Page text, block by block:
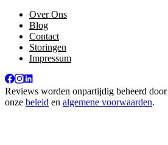
Over Ons
Blog
Contact
Storingen
Impressum
Reviews worden onpartijdig beheerd door
onze beleid en algemene voorwaarden.